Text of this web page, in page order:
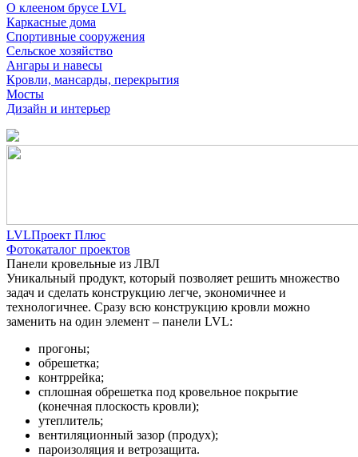
О клееном брусе LVL
Каркасные дома
Спортивные сооружения
Сельское хозяйство
Ангары и навесы
Кровли, мансарды, перекрытия
Мосты
Дизайн и интерьер
LVLПроект Плюс
Фотокаталог проектов
Панели кровельные из ЛВЛ
Уникальный продукт, который позволяет решить множество
задач и сделать конструкцию легче, экономичнее и
технологичнее. Сразу всю конструкцию кровли можно
заменить на один элемент – панели LVL:
прогоны;
обрешетка;
контррейка;
сплошная обрешетка под кровельное покрытие
(конечная плоскость кровли);
утеплитель;
вентиляционный зазор (продух);
пароизоляция и ветрозащита.